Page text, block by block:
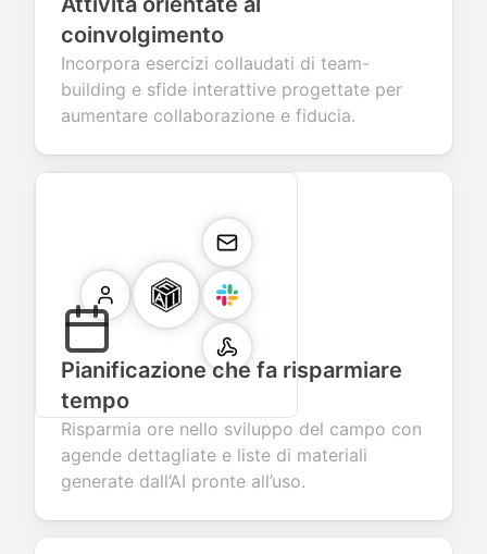
coinvolgimento
Incorpora esercizi collaudati di team-
building e sfide interattive progettate per
aumentare collaborazione e fiducia.
Pianificazione che fa risparmiare
tempo
Risparmia ore nello sviluppo del campo con
agende dettagliate e liste di materiali
generate dall’AI pronte all’uso.